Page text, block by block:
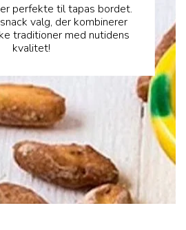
perfekte til tapas bordet.
valg, der kombinerer
traditioner med nutidens
kvalitet!